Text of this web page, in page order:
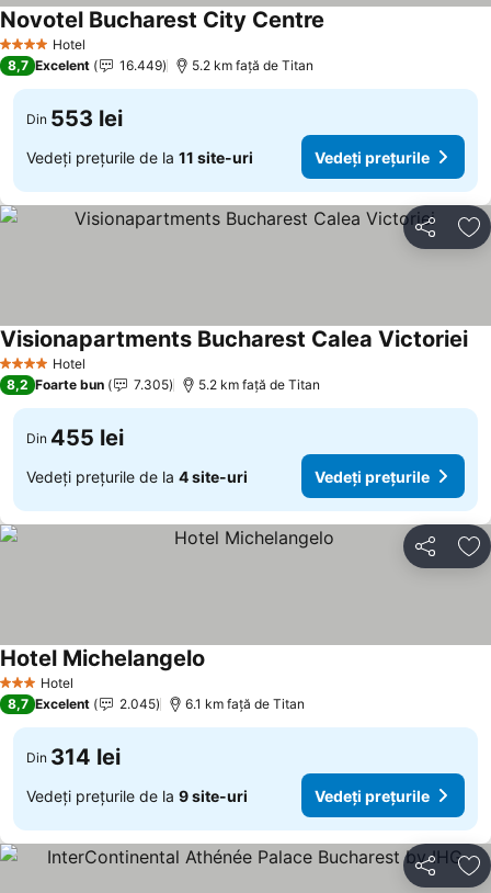
4 Stele Hotel
Novotel Bucharest City Centre
8,7 Excelent 16.449 5.2 km faţă de Titan
Din 553 lei
Vedeți prețurile de la 11 site-uri Vedeți prețurile
Distribuiți
4 Stele Hotel
Visionapartments Bucharest Calea Victoriei
8,2 Foarte bun 7.305 5.2 km faţă de Titan
Din 455 lei
Vedeți prețurile de la 4 site-uri Vedeți prețurile
Distribuiți
3 SteleHotel
Hotel Michelangelo
8,7 Excelent 2.045 6.1 km faţă de Titan
Din 314 lei
Vedeți prețurile de la 9 site-uri Vedeți prețurile
Distribuiți